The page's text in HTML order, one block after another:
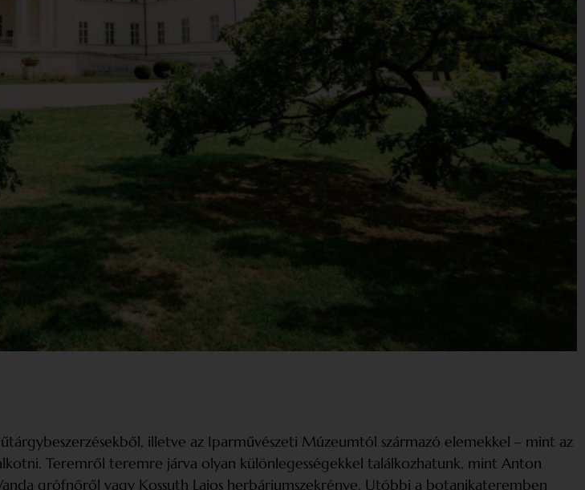
illetve az Iparművészeti Múzeumtól származó elemekkel – mint az
Teremről teremre járva olyan különlegességekkel találkozhatunk, mint Anton
grófnőről vagy Kossuth Lajos herbáriumszekrénye. Utóbbi a botanikateremben